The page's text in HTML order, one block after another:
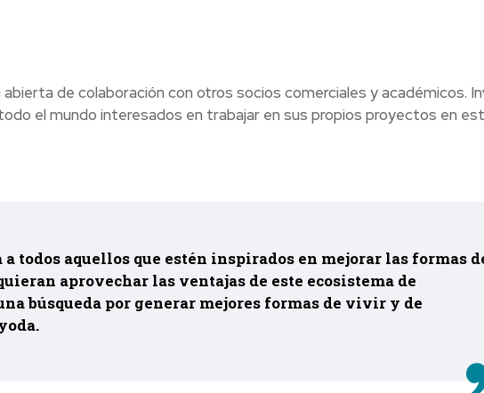
de colaboración con otros socios comerciales y académicos.
el mundo interesados en trabajar en sus propios proyectos en
todos aquellos que estén inspirados en mejorar las formas
aprovechar las ventajas de este ecosistema de
búsqueda por generar mejores formas de vivir y de